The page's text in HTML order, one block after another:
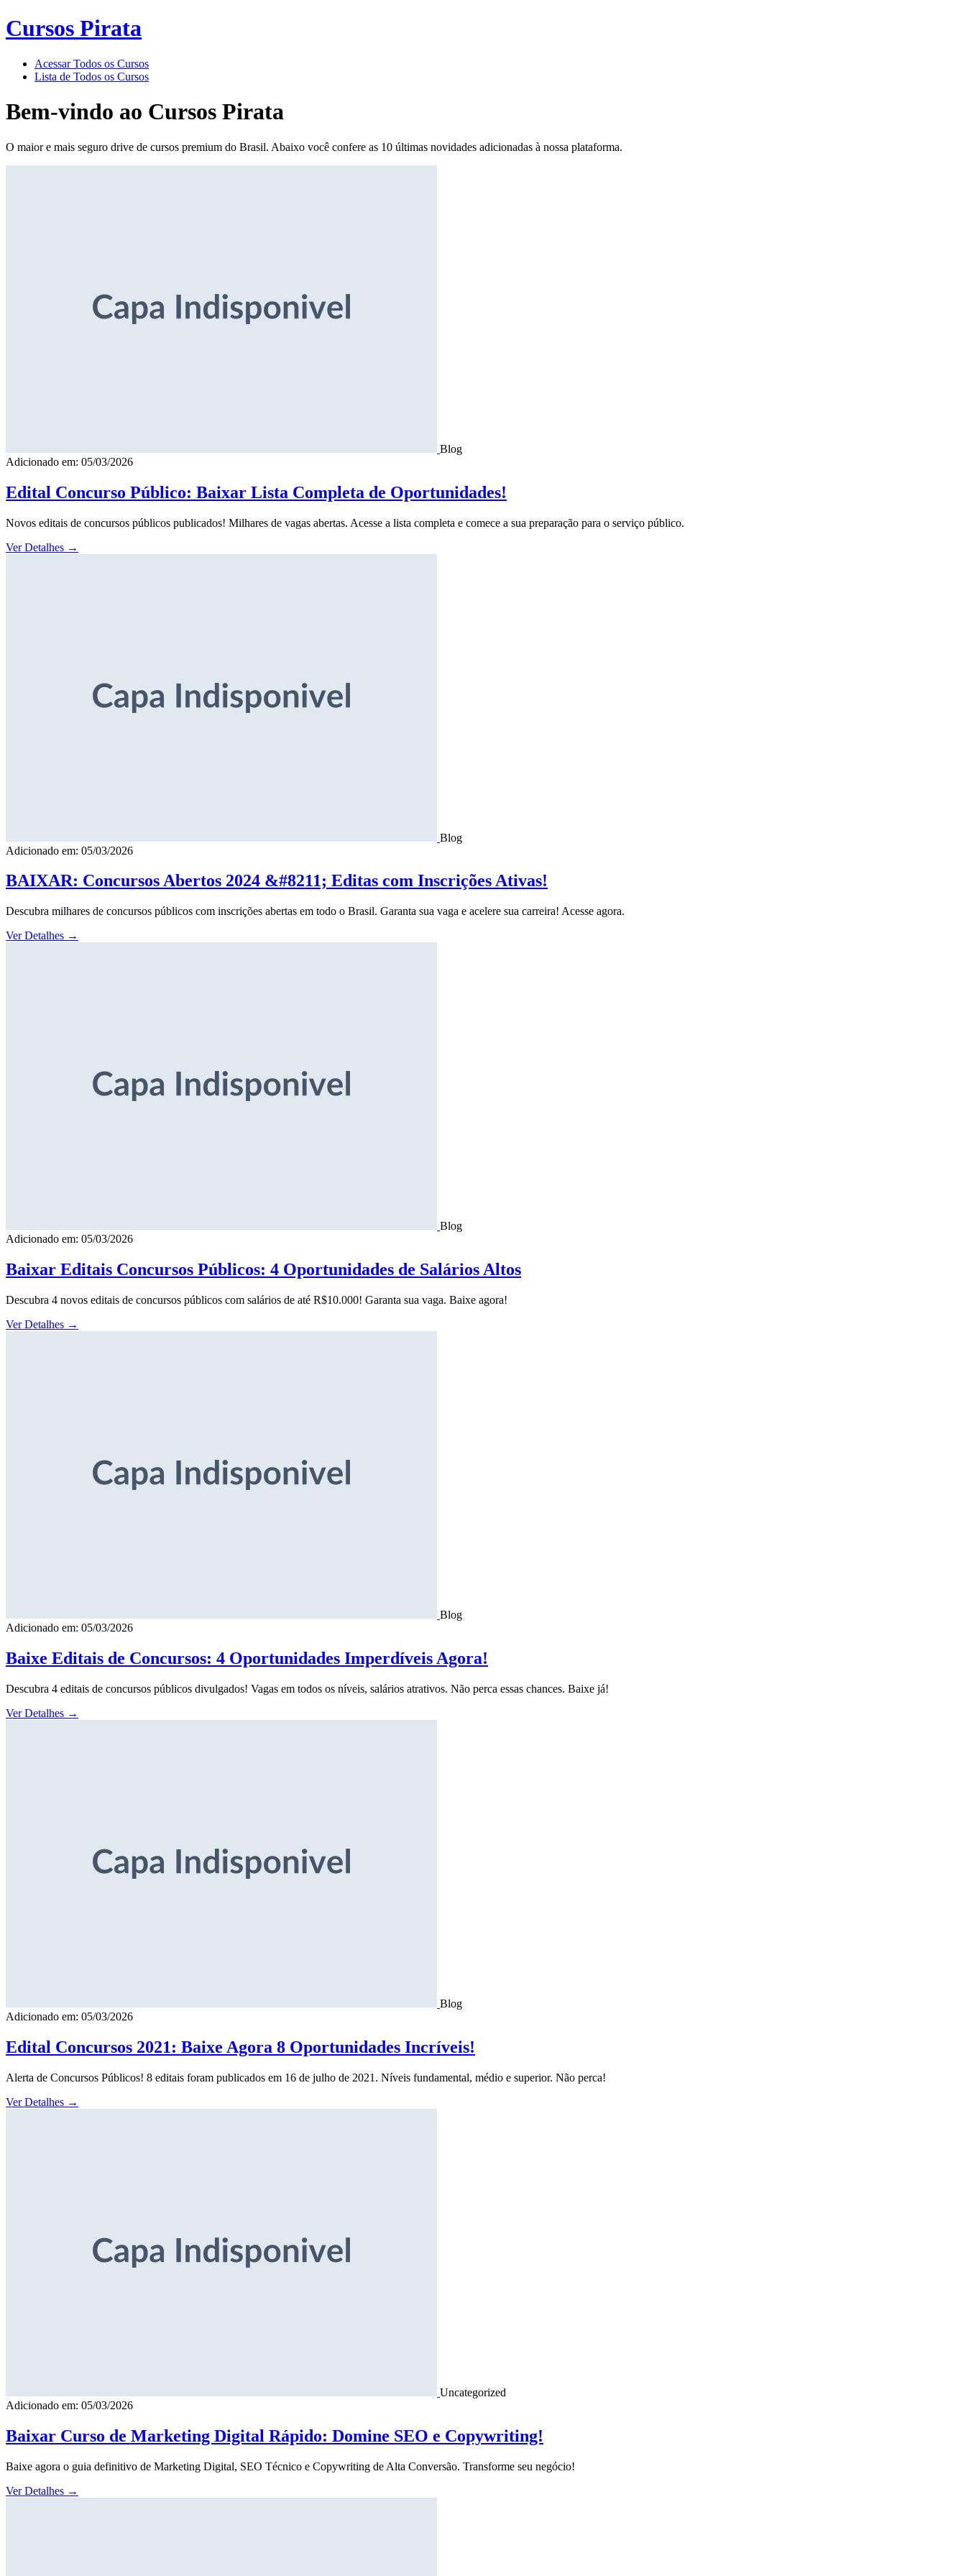
Cursos Pirata
Acessar Todos os Cursos
Lista de Todos os Cursos
Bem-vindo ao Cursos Pirata
O maior e mais seguro drive de cursos premium do Brasil. Abaixo você confere as 10 últimas novidades adicionadas à nossa plataforma.
Blog
Adicionado em: 05/03/2026
Edital Concurso Público: Baixar Lista Completa de Oportunidades!
Novos editais de concursos públicos publicados! Milhares de vagas abertas. Acesse a lista completa e comece a sua preparação para o serviço público.
Ver Detalhes →
Blog
Adicionado em: 05/03/2026
BAIXAR: Concursos Abertos 2024 &#8211; Editas com Inscrições Ativas!
Descubra milhares de concursos públicos com inscrições abertas em todo o Brasil. Garanta sua vaga e acelere sua carreira! Acesse agora.
Ver Detalhes →
Blog
Adicionado em: 05/03/2026
Baixar Editais Concursos Públicos: 4 Oportunidades de Salários Altos
Descubra 4 novos editais de concursos públicos com salários de até R$10.000! Garanta sua vaga. Baixe agora!
Ver Detalhes →
Blog
Adicionado em: 05/03/2026
Baixe Editais de Concursos: 4 Oportunidades Imperdíveis Agora!
Descubra 4 editais de concursos públicos divulgados! Vagas em todos os níveis, salários atrativos. Não perca essas chances. Baixe já!
Ver Detalhes →
Blog
Adicionado em: 05/03/2026
Edital Concursos 2021: Baixe Agora 8 Oportunidades Incríveis!
Alerta de Concursos Públicos! 8 editais foram publicados em 16 de julho de 2021. Níveis fundamental, médio e superior. Não perca!
Ver Detalhes →
Uncategorized
Adicionado em: 05/03/2026
Baixar Curso de Marketing Digital Rápido: Domine SEO e Copywriting!
Baixe agora o guia definitivo de Marketing Digital, SEO Técnico e Copywriting de Alta Conversão. Transforme seu negócio!
Ver Detalhes →